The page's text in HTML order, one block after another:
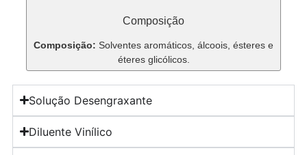
Composição
Composição: Solventes aromáticos, álcoois, ésteres e
éteres glicólicos.
Solução Desengraxante
Diluente Vinílico